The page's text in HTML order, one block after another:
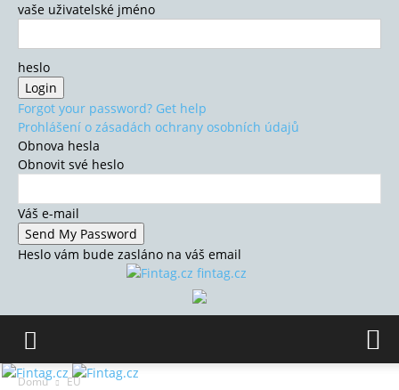
vaše uživatelské jméno
heslo
Forgot your password? Get help
Prohlášení o zásadách ochrany osobních údajů
Obnova hesla
Obnovit své heslo
Váš e-mail
Heslo vám bude zasláno na váš email
fintag.cz
Domů EU